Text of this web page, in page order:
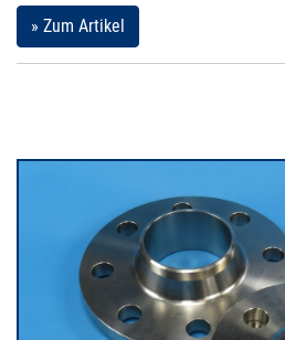
» Zum Artikel